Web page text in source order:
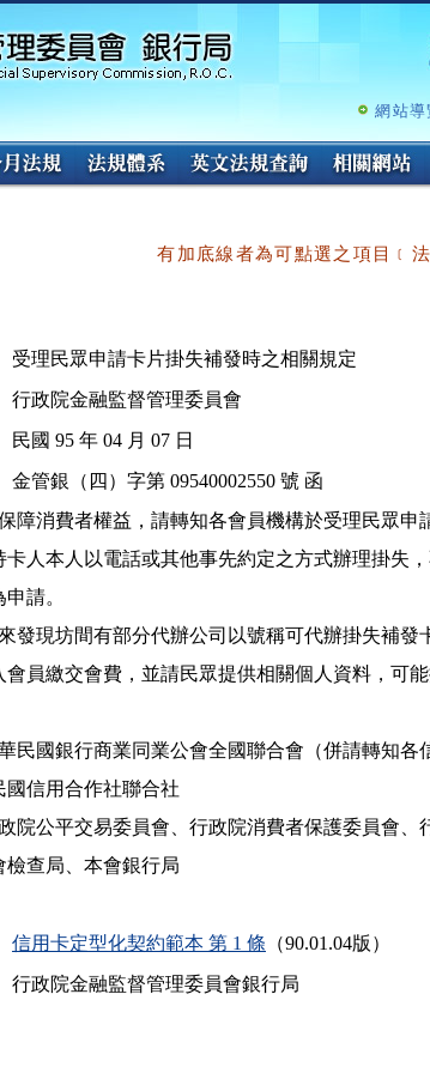
跳
容
網站導
有加底線者為可點選之項目﹝法
受理民眾申請卡片掛失補發時之相關規定
行政院金融監督管理委員會
民國 95 年 04 月 07 日
金管銀（四）字第 09540002550 號 函
障消費者權益，請轉知各會員機構於受理民眾申
由持卡人本人以電話或其他事先約定之方式辦理掛失
申請。
發現坊間有部分代辦公司以號稱可代辦掛失補發
加入會員繳交會費，並請民眾提供相關個人資料，可
民國銀行商業同業公會全國聯合會（併請轉知各
民國信用合作社聯合社
院公平交易委員會、行政院消費者保護委員會、
會檢查局、本會銀行局
信用卡定型化契約範本 第 1 條 （90.01.04版）
行政院金融監督管理委員會銀行局